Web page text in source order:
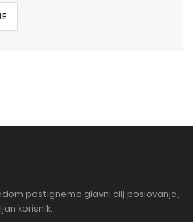
postignemo glavni cilj poslovanja,
korisnik.